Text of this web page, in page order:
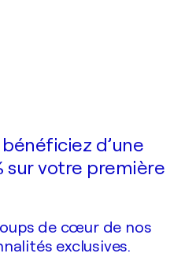
d’une
sur votre première
de cœur de nos
exclusives.